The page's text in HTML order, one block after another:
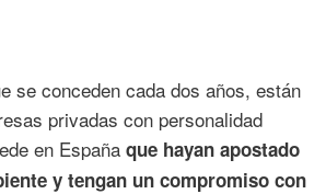
se conceden cada dos años, están
privadas con personalidad
en España que hayan apostado
y tengan un compromiso con